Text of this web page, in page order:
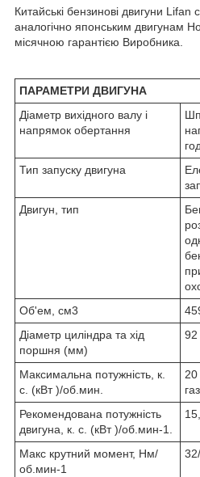
Китайські бензинові двигуни Lifan
аналогічно японським двигунам
місячною гарантією Виробника.
ПАРАМЕТРИ ДВИГУНА
Діаметр вихідного валу і
напрямок обертання
Тип запуску двигуна
Двигун, тип
Об'ем, см3
Діаметр циліндра та хід
поршня (мм)
92
Максимальна потужність, к.
с. (кВт )/об.мин.
газ
Рекомендована потужність
двигуна, к. с. (кВт )/об.мин-1.
Макс крутний момент, Нм/
об.мин-1